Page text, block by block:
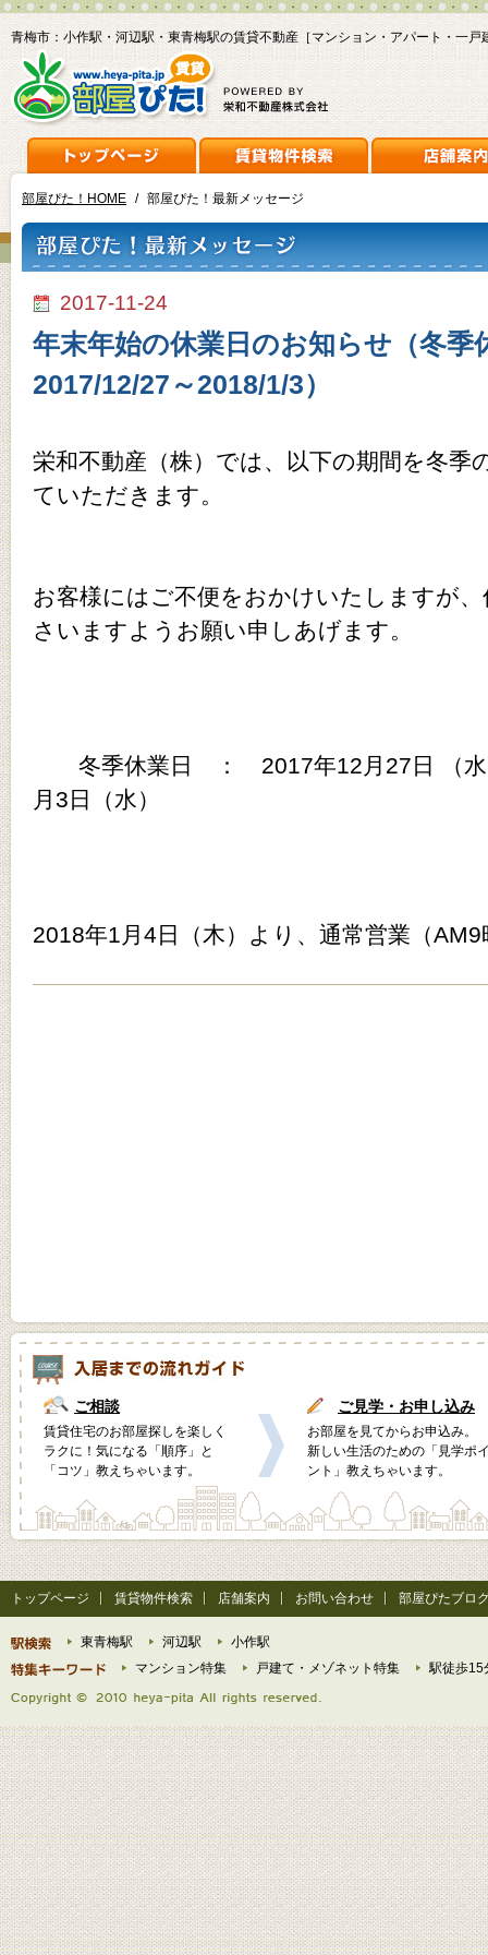
青梅市：小作駅・河辺駅・東青梅駅の賃貸不動産［マンション・アパート・一戸
部屋ぴた！HOME / 部屋ぴた！最新メッセージ
2017-11-24
年末年始の休業日のお知らせ（冬季
2017/12/27～2018/1/3）
栄和不動産（株）では、以下の期間を冬季
ていただきます。
お客様にはご不便をおかけいたしますが
さいますようお願い申しあげます。
冬季休業日 ： 2017年12月27日 （
月3日（水）
2018年1月4日（木）より、通常営業（AM9
ご相談
賃貸住宅のお部屋探しを楽しく
ラクに！気になる「順序」と
「コツ」教えちゃいます。
ご見学・お申し込み
お部屋を見てからお申込み。
新しい生活のための「見学ポ
ント」教えちゃいます。
トップページ 賃貸物件検索 店舗案内 お問い合わせ 部屋ぴたブロ
東青梅駅 河辺駅
小作駅
マンション特集
戸建て・メゾネット特集 駅徒歩15